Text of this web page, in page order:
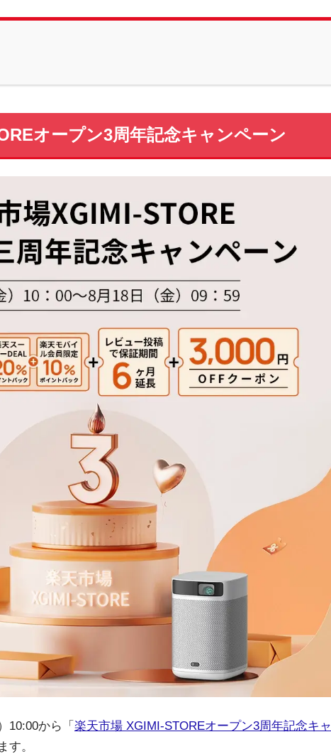
オープン3周年記念キャンペーン
10:00から「 楽天市場 XGIMI-STOREオープン3周年記念キャ
す。